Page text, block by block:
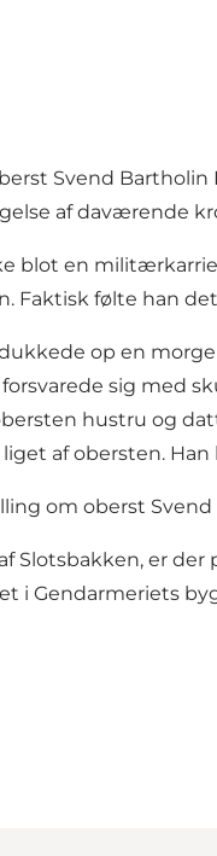
Svend
af daværende
blot en
Faktisk følte han
op en
sig med
hustru og
af obersten.
om oberst
Slotsbakken, er
i Gendarmeriets